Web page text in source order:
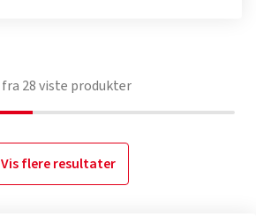
fra 28viste produkter
Vis flere resultater